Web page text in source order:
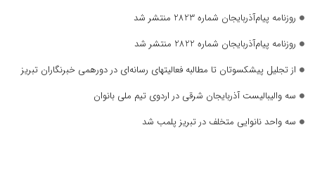
روزنامه پیام‌آذربایجان شماره 2823 منتشر شد
روزنامه پیام‌آذربایجان شماره 2822 منتشر شد
از تجلیل پیشکسوتان تا مطالبه فعالیتهای رسانه‌ای در دورهمی خبرنگاران تبریز
سه والیبالیست آذربایجان‌ شرقی در اردوی تیم ملی بانوان
سه واحد نانوایی متخلف در تبریز پلمب شد